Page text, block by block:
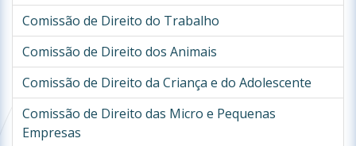
Comissão de Direito do Trabalho
Comissão de Direito dos Animais
Comissão de Direito da Criança e do Adolescente
Comissão de Direito das Micro e Pequenas
Empresas